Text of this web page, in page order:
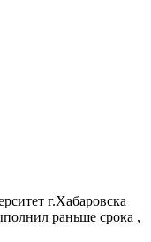
г.Хабаровска
раньше срока ,